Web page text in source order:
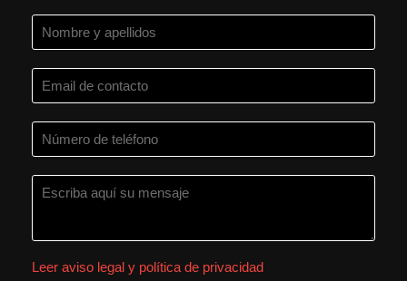
Leer aviso legal y política de privacidad